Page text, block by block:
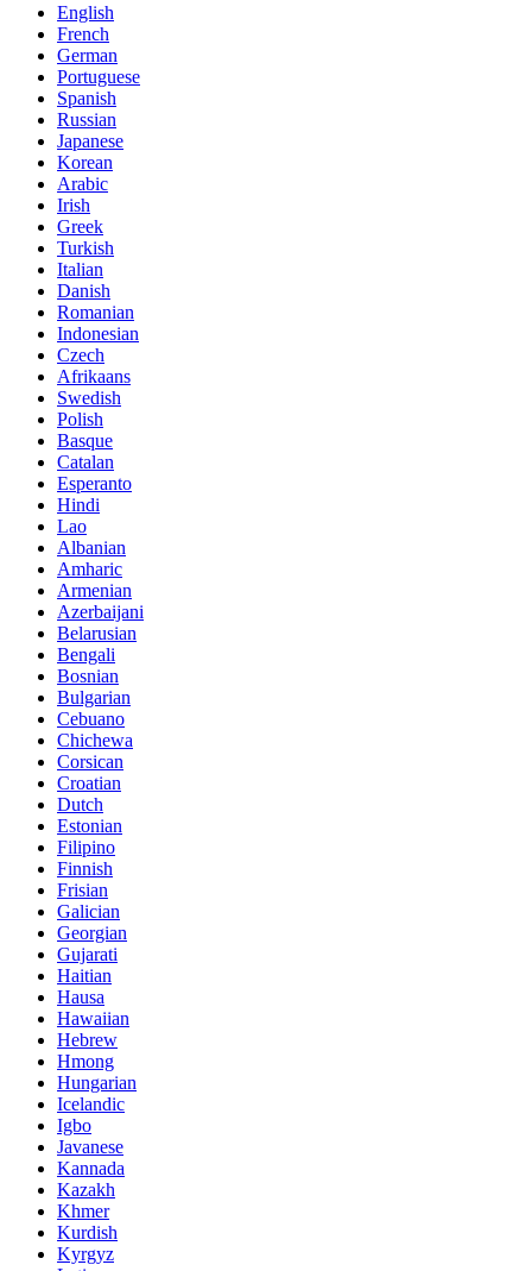
English
French
German
Portuguese
Spanish
Russian
Japanese
Korean
Arabic
Irish
Greek
Turkish
Italian
Danish
Romanian
Indonesian
Czech
Afrikaans
Swedish
Polish
Basque
Catalan
Esperanto
Hindi
Lao
Albanian
Amharic
Armenian
Azerbaijani
Belarusian
Bengali
Bosnian
Bulgarian
Cebuano
Chichewa
Corsican
Croatian
Dutch
Estonian
Filipino
Finnish
Frisian
Galician
Georgian
Gujarati
Haitian
Hausa
Hawaiian
Hebrew
Hmong
Hungarian
Icelandic
Igbo
Javanese
Kannada
Kazakh
Khmer
Kurdish
Kyrgyz